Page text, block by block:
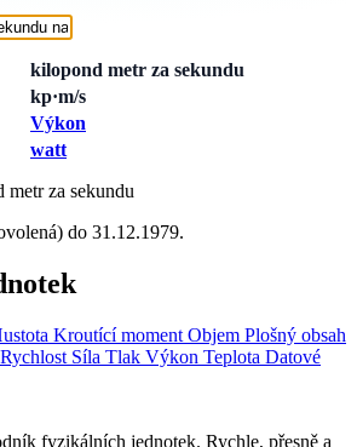
kilopond metr za sekundu
kp·m/s
Výkon
watt
za sekundu
do 31.12.1979.
Kroutící moment Objem Plošný obsah
Rychlost Síla Tlak Výkon Teplota Datové
fyzikálních jednotek. Rychle, přesně a